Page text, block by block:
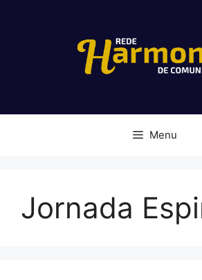
Menu
Jornada